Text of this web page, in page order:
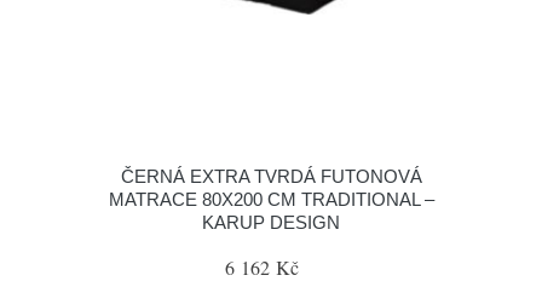
ČERNÁ EXTRA TVRDÁ FUTONOVÁ
MATRACE 80X200 CM TRADITIONAL –
KARUP DESIGN
6 162 Kč